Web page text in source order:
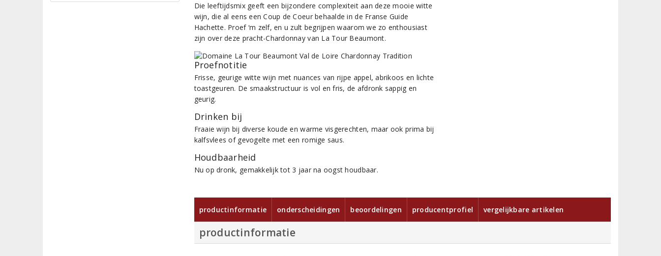
Die leeftijdsmix geeft een bijzondere complexiteit aan deze mooie witte
wijn, die al eens een Coup de Coeur behaalde in de Franse Guide
Hachette. Proef ‘m zelf, en u zult begrijpen waarom we zo enthousiast
zijn over deze pracht-Chardonnay van La Tour Beaumont.
Proefnotitie
Frisse, geurige witte wijn met nuances van rijpe appel, abrikoos en lichte
toastgeuren. De smaakstructuur is vol en fris, de afdronk sappig en
geurig.
Drinken bij
Fraaie wijn bij diverse koude en warme visgerechten, maar ook prima bij
kalfsvlees of gevogelte met een romige saus.
Houdbaarheid
Nu op dronk, gemakkelijk tot 3 jaar na oogst houdbaar.
productinformatie onderscheidingen beoordelingen producentprofiel vergelijkbare artikelen
productinformatie